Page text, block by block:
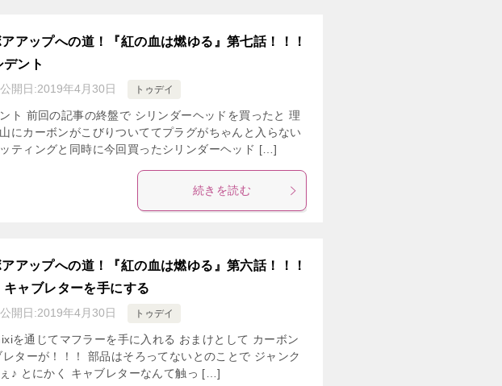
アップへの道！『紅の血は燃ゆる』第七話！！！
ント
公開日:2019年4月30日 トゥデイ
ト 前回の記事の終盤で シリンダーヘッドを買ったと 理
にカーボンがこびりついててプラグがちゃんと入らない
ティングと同時に今回買ったシリンダーヘッド […]
続きを読む
アップへの道！『紅の血は燃ゆる』第六話！！！
ャブレターを手にする
公開日:2019年4月30日 トゥデイ
を通じてマフラーを手に入れる おまけとして カーボン
ターが！！！ 部品はそろってないとのことで ジャンク
♪ とにかく キャブレターなんて触っ […]